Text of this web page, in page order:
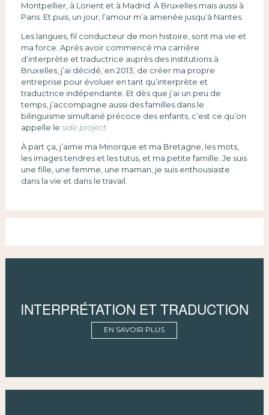
Montpellier, à Lorient et à Madrid. À Bruxelles mais aussi à
Paris. Et puis, un jour, l’amour m’a amenée jusqu’à Nantes.
Les langues, fil conducteur de mon histoire, sont ma vie et
ma force. Après avoir commencé ma carrière
d’interprète et traductrice auprès des institutions à
Bruxelles, j’ai décidé, en 2013, de créer ma propre
entreprise pour évoluer en tant qu’interprète et
traductrice indépendante. Et dès que j’ai un peu de
temps, j’accompagne aussi des familles dans le
bilinguisme simultané précoce des enfants, c’est ce qu’on
appelle le side project.
À part ça, j’aime ma Minorque et ma Bretagne, les mots,
les images tendres et les tutus, et ma petite famille. Je suis
une fille, une femme, une maman, je suis enthousiaste
dans la vie et dans le travail.
INTERPRÉTATION ET TRADUCTION
EN SAVOIR PLUS